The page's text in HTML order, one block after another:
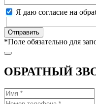
Я даю согласие на
*Поле обязательно для
ОБРАТНЫЙ